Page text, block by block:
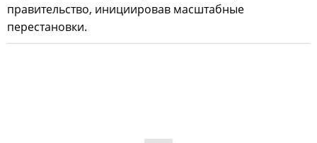
правительство, инициировав масштабные
перестановки.